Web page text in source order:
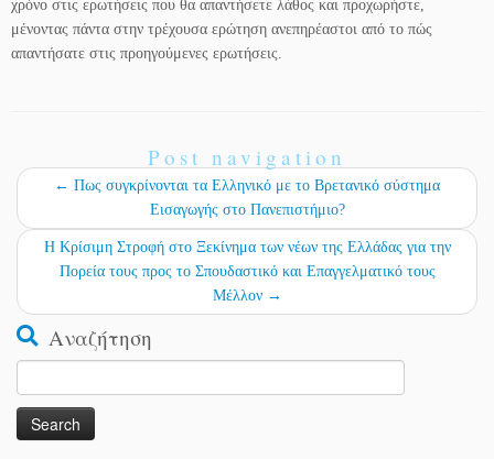
χρόνο στις ερωτήσεις που θα απαντήσετε λάθος και προχωρήστε,
μένοντας πάντα στην τρέχουσα ερώτηση ανεπηρέαστοι από το πώς
απαντήσατε στις προηγούμενες ερωτήσεις.
Post navigation
← Πως συγκρίνονται τα Ελληνικό με το Βρετανικό σύστημα
Εισαγωγής στο Πανεπιστήμιο?
Η Κρίσιμη Στροφή στο Ξεκίνημα των νέων της Ελλάδας για την
Πορεία τους προς το Σπουδαστικό και Επαγγελματικό τους
Μέλλον →
Αναζήτηση
for: